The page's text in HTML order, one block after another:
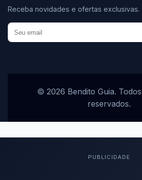
Receba novidades e ofertas exclusivas.
© 2026 Bendito Guia.
reservados.